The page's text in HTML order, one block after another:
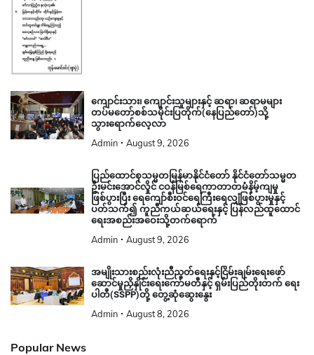
ကျောင်းသား၊ ကျောင်းသူများနှင့် ဆရာ၊ ဆရာမများ
တပ်မတော်စစ်သမိုင်းပြတိုက်(နေပြည်တော်)သို့
သွားရောက်လေ့လာ
Admin August 9, 2026
ပြည်ထောင်စုသမ္မတမြန်မာနိုင်ငံတော် နိုင်ငံတော်သမ္မတ
ဦးမင်းအောင်လှိုင် ငဝန်မြစ်ရေကာတာတမံနိမ့်ကျမှု
ဖြစ်ပွားပြီး ရေကျော်စီးဝင်ရေကြီးရေလျှံဖြစ်ပွားမှုနှင့်
ပတ်သက်၍ ကူညီကယ်ဆယ်ရေးနှင့် ပြန်လည်ထူထောင်
ရေးအစည်းအဝေးသို့တက်ရောက်
Admin August 9, 2026
အမျိုးသားစည်းလုံးညီညွတ်ရေးနှင့်ငြိမ်းချမ်းရေးဖော်
ဆောင်မှုညှိနှိုင်းရေးကော်မတီနှင့် ရှမ်းပြည်တိုးတက် ရေး
ပါတီ(SSPP)တို့ တွေ့ဆုံဆွေးနွေး
Admin August 8, 2026
Popular News